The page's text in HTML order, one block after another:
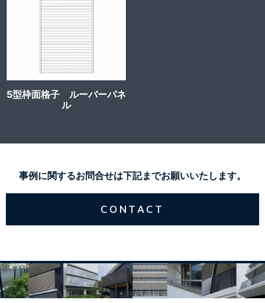
5型枠面格子 ルーバーパネ
ル
事例に関するお問合せは下記までお願いいたします。
CONTACT